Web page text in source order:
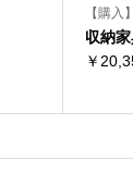
【購入
収納
￥